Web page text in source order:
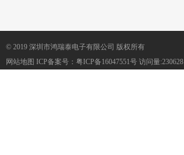
© 2019 深圳市鸿瑞泰电子有限公司 版权所有
网站地图 ICP备案号： 粤ICP备16047551号 访问量:230628